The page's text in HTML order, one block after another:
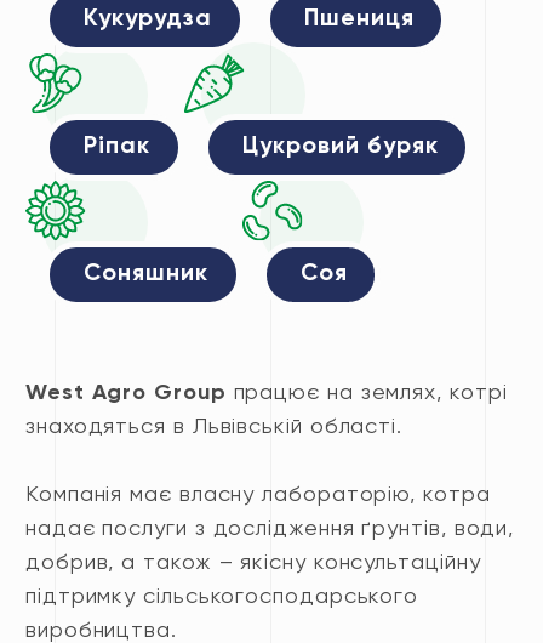
Кукурудза Пшениця
Ріпак Цукровий буряк
Соняшник Соя
West Agro Group працює на землях, котрі
знаходяться в Львівській області.
Компанія має власну лабораторію, котра
надає послуги з дослідження ґрунтів, води,
добрив, а також – якісну консультаційну
підтримку сільськогосподарського
виробництва.